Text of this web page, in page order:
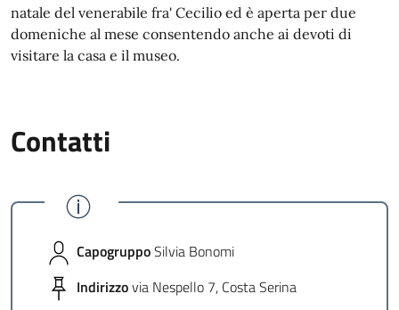
natale del venerabile fra' Cecilio ed è aperta per due
domeniche al mese consentendo anche ai devoti di
visitare la casa e il museo.
Contatti
CapogruppoSilvia Bonomi
Indirizzovia Nespello 7, Costa Serina